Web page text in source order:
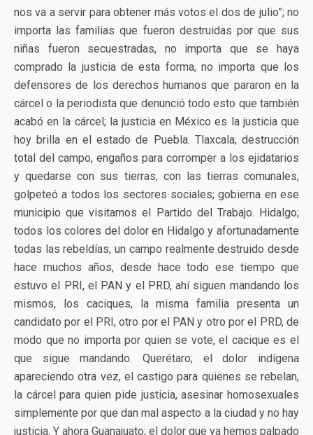
nos va a servir para obtener más votos el dos de julio”; no
importa las familias que fueron destruidas por que sus
niñas fueron secuestradas, no importa que se haya
comprado la justicia de esta forma, no importa que los
defensores de los derechos humanos que pararon en la
cárcel o la periodista que denunció todo esto que también
acabó en la cárcel; la justicia en México es la justicia que
hoy brilla en el estado de Puebla. Tlaxcala; destrucción
total del campo, engaños para corromper a los ejidatarios
y quedarse con sus tierras, con las tierras comunales,
golpeteó a todos los sectores sociales; gobierna en ese
municipio que visitamos el Partido del Trabajo. Hidalgo;
todos los colores del dolor en Hidalgo y afortunadamente
todas las rebeldías; un campo realmente destruido desde
hace muchos años, desde hace todo ese tiempo que
estuvo el PRI, el PAN y el PRD, ahí siguen mandando los
mismos, los caciques, la misma familia presenta un
candidato por el PRI, otro por el PAN y otro por el PRD, de
modo que no importa por quien se vote, el cacique es el
que sigue mandando. Querétaro; el dolor indígena
apareciendo otra vez, el castigo para quienes se rebelan,
la cárcel para quien pide justicia, asesinar homosexuales
simplemente por que dan mal aspecto a la ciudad y no hay
justicia. Y ahora Guanajuato; el dolor que ya hemos palpado